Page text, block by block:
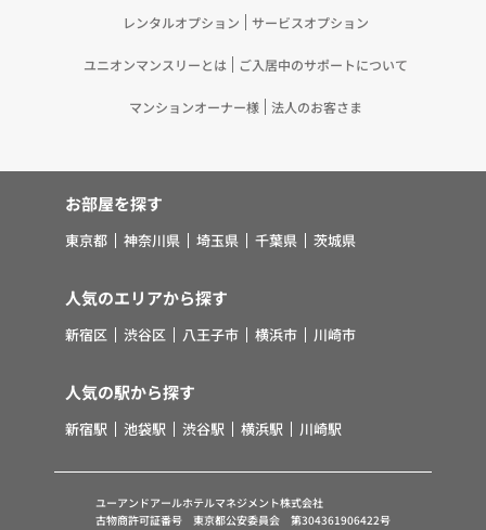
レンタルオプション サービスオプション
ユニオンマンスリーとは ご入居中のサポートについて
マンションオーナー様 法人のお客さま
お部屋を探す
東京都 神奈川県 埼玉県 千葉県 茨城県
人気のエリアから探す
新宿区 渋谷区 八王子市 横浜市 川崎市
人気の駅から探す
新宿駅 池袋駅 渋谷駅 横浜駅 川崎駅
ユーアンドアールホテルマネジメント株式会社
古物商許可証番号 東京都公安委員会 第304361906422号